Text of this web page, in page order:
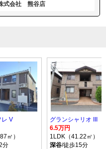
式会社 熊谷店
レ V
㎡）
分
グランシャリオ III
6.5万円
1LDK（41.22㎡）
深谷/徒歩15分